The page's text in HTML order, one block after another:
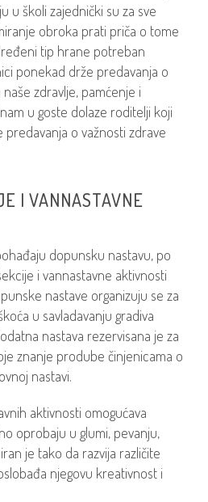
u školi zajednički su za sve
obroka prati priča o tome
tip hrane potreban
ponekad drže predavanja o
zdravlje, pamćenje i
u goste dolaze roditelji koji
o važnosti zdrave
I VANNASTAVNE
dopunsku nastavu, po
i vannastavne aktivnosti
nastave organizuju se za
u savladavanju gradiva
nastava rezervisana je za
znanje prodube činjenicama o
nastavi.
aktivnosti omogućava
oprobaju u glumi, pevanju,
je tako da razvija različite
njegovu kreativnost i